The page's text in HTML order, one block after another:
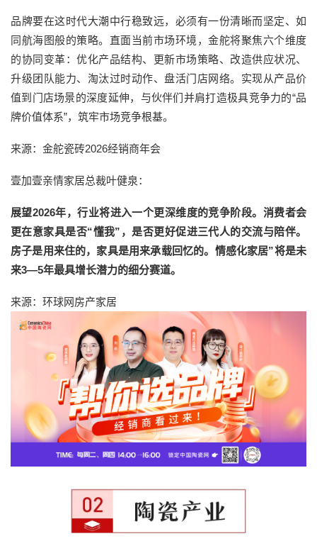
品牌要在这时代大潮中行稳致远，必须有一份清晰而坚定、如
同航海图般的策略。直面当前市场环境，金舵将聚焦六个维度
的协同变革：优化产品结构、更新市场策略、改造供应状况、
升级团队能力、淘汰过时动作、盘活门店网络。实现从产品价
值到门店场景的深度延伸，与伙伴们并肩打造极具竞争力的“品
牌价值体系”，筑牢市场竞争根基。
来源：金舵瓷砖2026经销商年会
壹加壹亲情家居总裁叶健泉：
展望2026年，行业将进入一个更深维度的竞争阶段。消费者会
更在意家具是否“懂我”，是否更好促进三代人的交流与陪伴。
房子是用来住的，家具是用来承载回忆的。情感化家居”将是未
来3—5年最具增长潜力的细分赛道。
来源：环球网房产家居